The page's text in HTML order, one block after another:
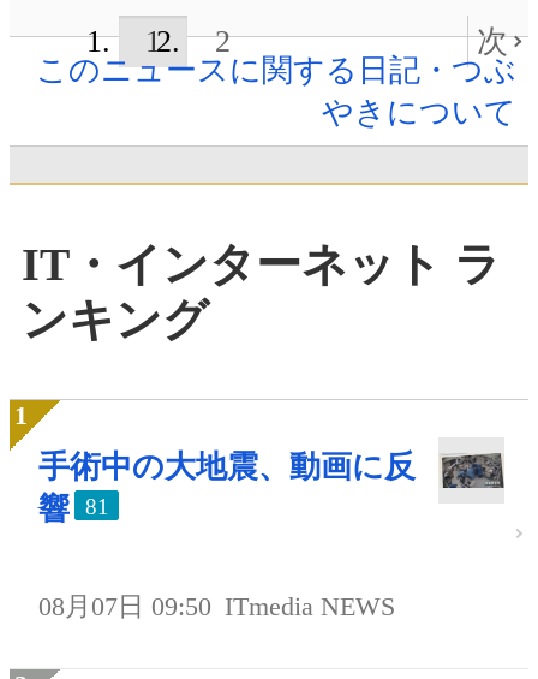
1 2
次
このニュースに関する日記・つぶ
やきについて
IT・インターネット ラ
ンキング
手術中の大地震、動画に反
響
81
08月07日 09:50 ITmedia NEWS